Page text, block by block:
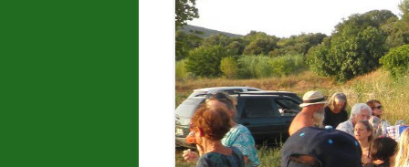
UN PEU D’HISTOIRE
NOS ACTIONS
L’ESPACE DE VIE SOCIALE
NOUS CONTACTER
BULLETIN D’ADHÉSION
ACTIVITÉS CRÉATIVES
FAMILLES ET ENFANTS
ENTRAIDE